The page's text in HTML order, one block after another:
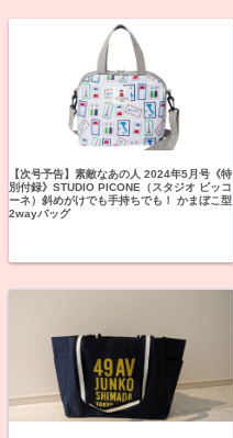
【次号予告】素敵なあの人 2024年5月号《特
別付録》STUDIO PICONE（スタジオ ピッコ
ーネ）斜めがけでも手持ちでも！ かまぼこ型
2wayバッグ